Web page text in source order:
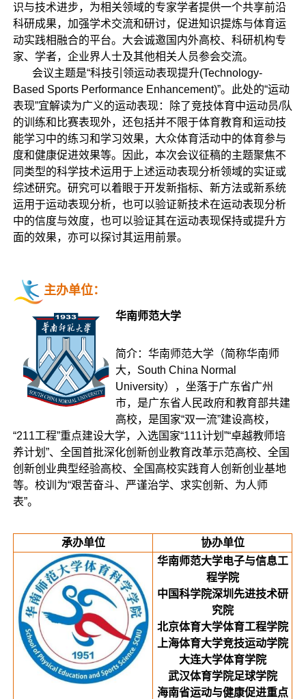
识与技术进步，为相关领域的专家学者提供一个共享前沿
科研成果，加强学术交流和研讨，促进知识提炼与体育运
动实践相融合的平台。大会诚邀国内外高校、科研机构专
家、学者，企业界人士及其他相关人员参会交流。
会议主题是“科技引领运动表现提升(Technology-
Based Sports Performance Enhancement)”。此处的“运动
表现”宜解读为广义的运动表现：除了竞技体育中运动员/队
的训练和比赛表现外，还包括并不限于体育教育和运动技
能学习中的练习和学习效果，大众体育活动中的体育参与
度和健康促进效果等。因此，本次会议征稿的主题聚焦不
同类型的科学技术运用于上述运动表现分析领域的实证或
综述研究。研究可以着眼于开发新指标、新方法或新系统
运用于运动表现分析，也可以验证新技术在运动表现分析
中的信度与效度，也可以验证其在运动表现保持或提升方
面的效果，亦可以探讨其运用前景。
主办单位：
华南师范大学
简介：华南师范大学（简称华南师
大，South China Normal
University），坐落于广东省广州
市，是广东省人民政府和教育部共建
高校，是国家“双一流”建设高校，
“211工程”重点建设大学，入选国家“111计划”“卓越教师培
养计划”、全国首批深化创新创业教育改革示范高校、全国
创新创业典型经验高校、全国高校实践育人创新创业基地
等。校训为“艰苦奋斗、严谨治学、求实创新、为人师
表”。
承办单位 协办单位
华南师范大学电子与信息工
程学院
中国科学院深圳先进技术研
究院
北京体育大学体育工程学院
上海体育大学竞技运动学院
大连大学体育学院
武汉体育学院足球学院
海南省运动与健康促进重点